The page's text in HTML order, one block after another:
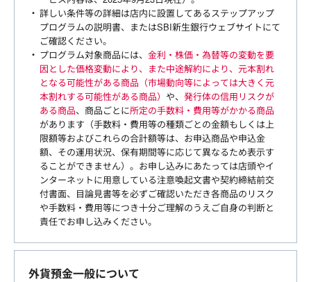
詳しい条件等の詳細は店内に設置してあるステップアップ
プログラムの説明書、またはSBI新生銀行ウェブサイトにて
ご確認ください。
プログラム対象商品には、 金利・株価・為替等の変動を要
因とした価格変動により、また中途解約により、元本割れ
となる可能性がある商品（市場動向等によっては大きく元
本割れする可能性がある商品） や、 発行体の信用リスクが
ある商品、商品ごとに所定の手数料・費用等がかかる商品
があります（手数料・費用等の種類ごとの金額もしくは上
限額等およびこれらの合計額等は、お申込商品や申込金
額、その運用状況、保有期間等に応じて異なるため表示す
ることができません）。お申し込みにあたっては店頭やイ
ンターネットに用意している注意喚起文書や契約締結前交
付書面、目論見書等を必ずご確認いただき各商品のリスク
や手数料・費用等につき十分ご理解のうえご自身の判断と
責任でお申し込みください。
外貨預金一般について